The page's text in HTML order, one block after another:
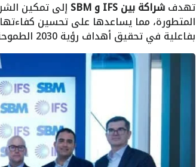
تهدفشراكة بين IFS و SBM إلى تمكين
المتطورة، مما يساعدها على تحسين كفاءتها
بفاعلية في تحقيق أهداف رؤية 2030 الطموحة.